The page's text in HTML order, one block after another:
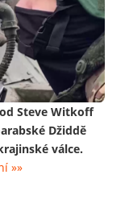
Steve Witkoff
Džiddě
válce.
»»